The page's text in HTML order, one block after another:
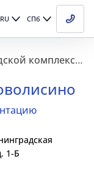
RU СПб
Складской комплекс Новолисино
1-Б